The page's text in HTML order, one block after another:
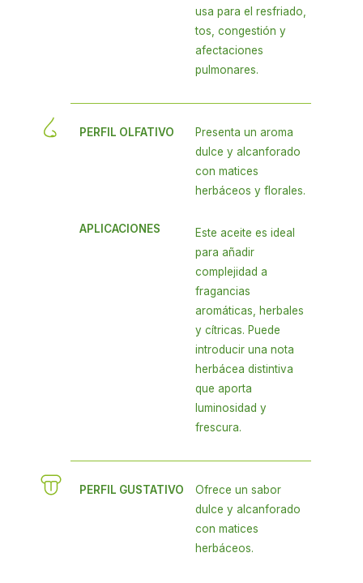
usa para el resfriado,
tos, congestión y
afectaciones
pulmonares.
PERFIL OLFATIVO
Presenta un aroma
dulce y alcanforado
con matices
herbáceos y florales.
APLICACIONES
Este aceite es ideal
para añadir
complejidad a
fragancias
aromáticas, herbales
y cítricas. Puede
introducir una nota
herbácea distintiva
que aporta
luminosidad y
frescura.
PERFIL GUSTATIVO
Ofrece un sabor
dulce y alcanforado
con matices
herbáceos.